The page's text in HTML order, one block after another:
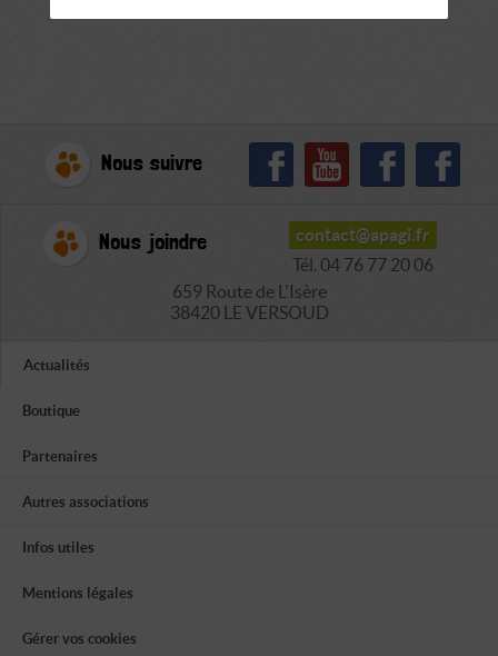
Nous suivre
Nous joindre
contact@apagi.fr
Tél. 04 76 77 20 06
659 Route de L'Isère
38420 LE VERSOUD
Actualités
Boutique
Partenaires
Autres associations
Infos utiles
Mentions légales
Gérer vos cookies